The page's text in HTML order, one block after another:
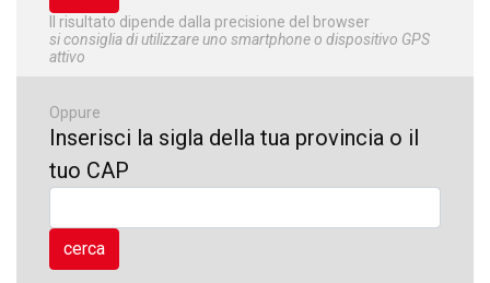
Il risultato dipende dalla precisione del browser
si consiglia di utilizzare uno smartphone o dispositivo GPS
attivo
Oppure
Inserisci la sigla della tua provincia o il
tuo CAP